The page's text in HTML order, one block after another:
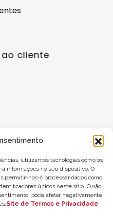
utilizamos tecnologias como os
informações no seu dispositivo. O
permitir-nos-á processar dados como
únicos neste sítio. O não
pode afetar negativamente
Site de Termos e Privacidade
cliente